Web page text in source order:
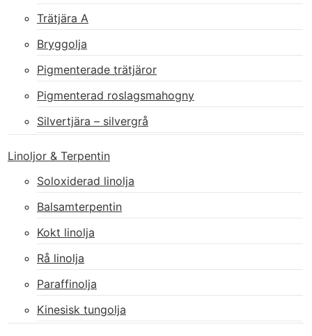
Trätjära A
Bryggolja
Pigmenterade trätjäror
Pigmenterad roslagsmahogny
Silvertjära – silvergrå
Linoljor & Terpentin
Soloxiderad linolja
Balsamterpentin
Kokt linolja
Rå linolja
Paraffinolja
Kinesisk tungolja